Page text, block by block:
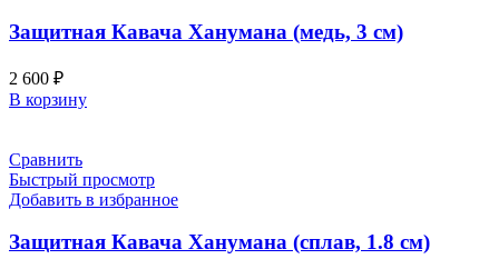
Защитная Кавача Ханумана (медь, 3 см)
2 600 ₽
В корзину
Сравнить
Быстрый просмотр
Добавить в избранное
Защитная Кавача Ханумана (сплав, 1.8 см)